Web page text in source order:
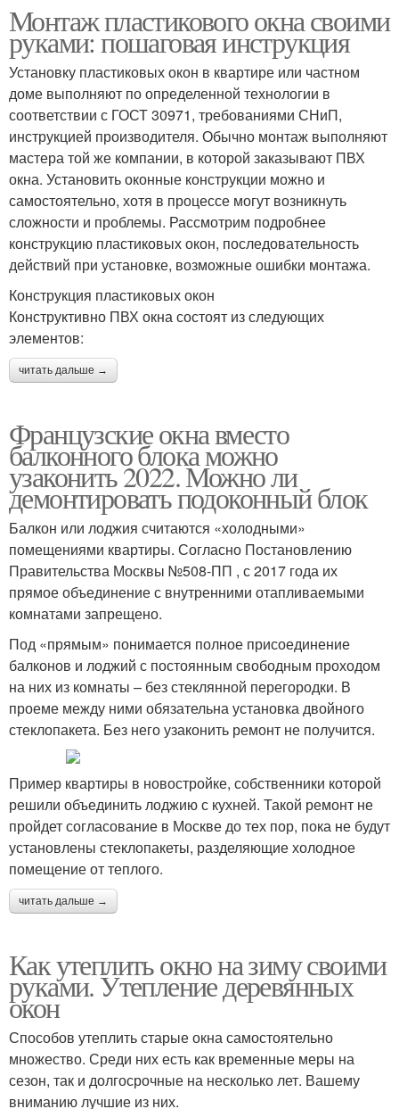
Монтаж пластикового окна своими
руками: пошаговая инструкция
Установку пластиковых окон в квартире или частном
доме выполняют по определенной технологии в
соответствии с ГОСТ 30971, требованиями СНиП,
инструкцией производителя. Обычно монтаж выполняют
мастера той же компании, в которой заказывают ПВХ
окна. Установить оконные конструкции можно и
самостоятельно, хотя в процессе могут возникнуть
сложности и проблемы. Рассмотрим подробнее
конструкцию пластиковых окон, последовательность
действий при установке, возможные ошибки монтажа.
Конструкция пластиковых окон
Конструктивно ПВХ окна состоят из следующих
элементов:
читать дальше →
Французские окна вместо
балконного блока можно
узаконить 2022. Можно ли
демонтировать подоконный блок
Балкон или лоджия считаются «холодными»
помещениями квартиры. Согласно Постановлению
Правительства Москвы №508-ПП , с 2017 года их
прямое объединение с внутренними отапливаемыми
комнатами запрещено.
Под «прямым» понимается полное присоединение
балконов и лоджий с постоянным свободным проходом
на них из комнаты – без стеклянной перегородки. В
проеме между ними обязательна установка двойного
стеклопакета. Без него узаконить ремонт не получится.
Пример квартиры в новостройке, собственники которой
решили объединить лоджию с кухней. Такой ремонт не
пройдет согласование в Москве до тех пор, пока не будут
установлены стеклопакеты, разделяющие холодное
помещение от теплого.
читать дальше →
Как утеплить окно на зиму своими
руками. Утепление деревянных
окон
Способов утеплить старые окна самостоятельно
множество. Среди них есть как временные меры на
сезон, так и долгосрочные на несколько лет. Вашему
вниманию лучшие из них.